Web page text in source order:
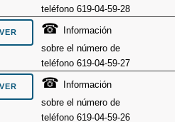
teléfono 619-04-59-28
☎ Información
sobre el número de
teléfono 619-04-59-27
☎ Información
sobre el número de
teléfono 619-04-59-26